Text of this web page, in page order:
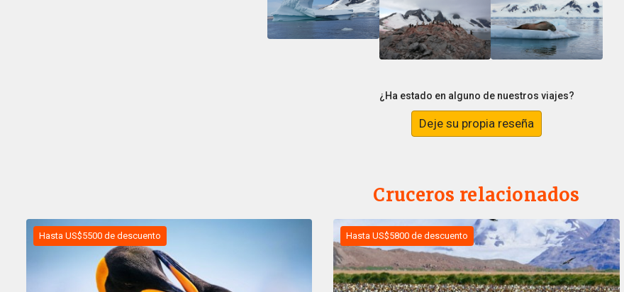
¿Ha estado en alguno de nuestros viajes?
Deje su propia reseña
Cruceros relacionados
Hasta US$5500 de descuento Hasta US$5800 de descuento